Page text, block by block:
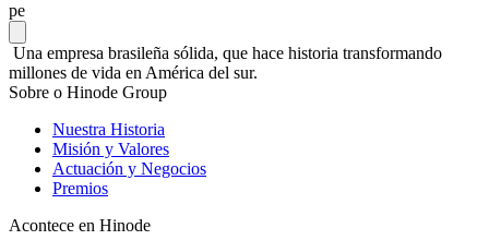
pe
Una empresa brasileña sólida, que hace historia transformando
millones de vida en América del sur.
Sobre o Hinode Group
Nuestra Historia
Misión y Valores
Actuación y Negocios
Premios
Acontece en Hinode